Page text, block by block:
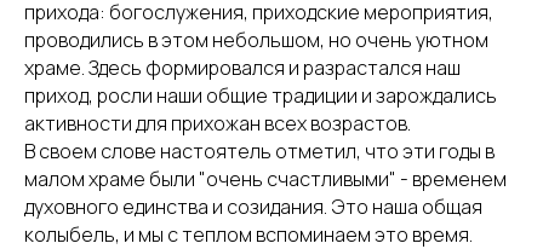
прихода: богослужения, приходские мероприятия,
проводились в этом небольшом, но очень уютном
храме. Здесь формировался и разрастался наш
приход, росли наши общие традиции и зарождались
активности для прихожан всех возрастов.
В своем слове настоятель отметил, что эти годы в
малом храме были "очень счастливыми" - временем
духовного единства и созидания. Это наша общая
колыбель, и мы с теплом вспоминаем это время.